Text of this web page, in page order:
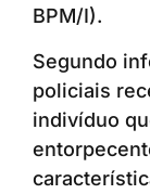
BPM/I).
Segundo
policiais
indivíduo